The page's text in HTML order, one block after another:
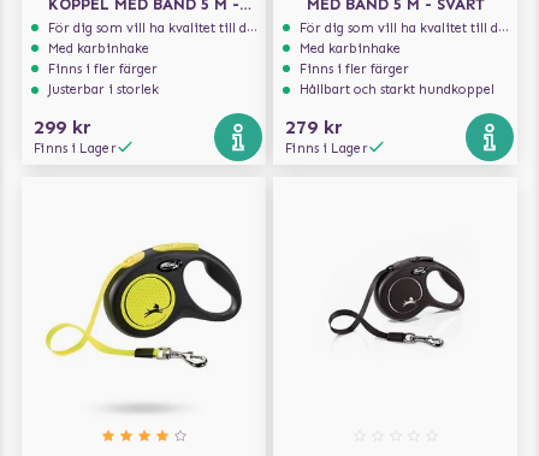
KOPPEL MED BAND 5 M -
LJUSBLÅ
För dig som vill ha kvalitet till din hund!
Med karbinhake
Finns i fler färger
Justerbar i storlek
299 kr
Finns i Lager
MED BAND 5 M - SVART
För dig som vill ha kvalitet till din hund!
Med karbinhake
Finns i fler färger
Hållbart och starkt hundkoppel
279 kr
Finns i Lager